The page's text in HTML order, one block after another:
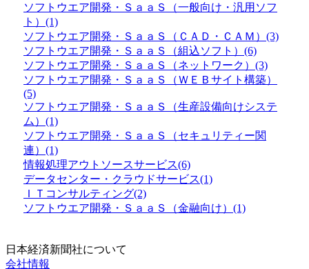
ソフトウエア開発・ＳａａＳ（一般向け・汎用ソフ
ト）(1)
ソフトウエア開発・ＳａａＳ（ＣＡＤ・ＣＡＭ）(3)
ソフトウエア開発・ＳａａＳ（組込ソフト）(6)
ソフトウエア開発・ＳａａＳ（ネットワーク）(3)
ソフトウエア開発・ＳａａＳ（ＷＥＢサイト構築）
(5)
ソフトウエア開発・ＳａａＳ（生産設備向けシステ
ム）(1)
ソフトウエア開発・ＳａａＳ（セキュリティー関
連）(1)
情報処理アウトソースサービス(6)
データセンター・クラウドサービス(1)
ＩＴコンサルティング(2)
ソフトウエア開発・ＳａａＳ（金融向け）(1)
日本経済新聞社について
会社情報